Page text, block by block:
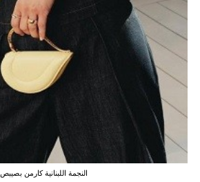
النجمة اللبنانية كارمن بصيبص